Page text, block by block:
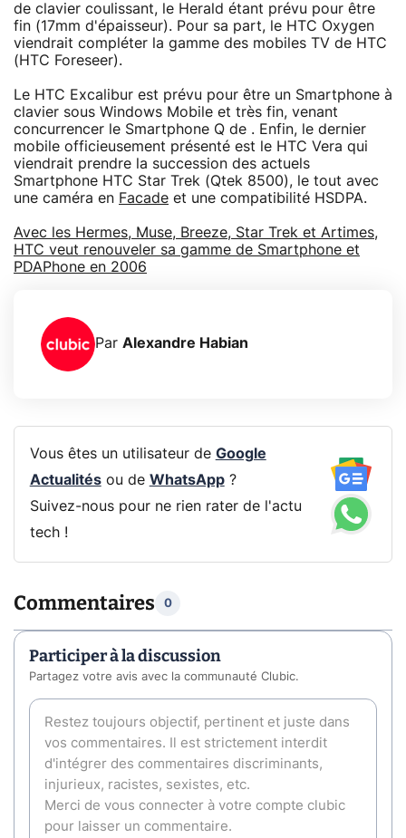
de clavier coulissant, le Herald étant prévu pour être
fin (17mm d'épaisseur). Pour sa part, le HTC Oxygen
viendrait compléter la gamme des mobiles TV de HTC
(HTC Foreseer).
Le HTC Excalibur est prévu pour être un Smartphone à
clavier sous Windows Mobile et très fin, venant
concurrencer le Smartphone Q de . Enfin, le dernier
mobile officieusement présenté est le HTC Vera qui
viendrait prendre la succession des actuels
Smartphone HTC Star Trek (Qtek 8500), le tout avec
une caméra en Facade et une compatibilité HSDPA.
Avec les Hermes, Muse, Breeze, Star Trek et Artimes,
HTC veut renouveler sa gamme de Smartphone et
PDAPhone en 2006
Par Alexandre Habian
Vous êtes un utilisateur de Google
Actualitésou de WhatsApp?
Suivez-nous pour ne rien rater de l'actu
tech !
Commentaires 0
Participer à la discussion
Partagez votre avis avec la communauté Clubic.